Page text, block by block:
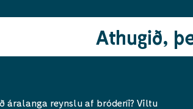
Athugið,
áralanga reynslu af bróderíi? Viltu